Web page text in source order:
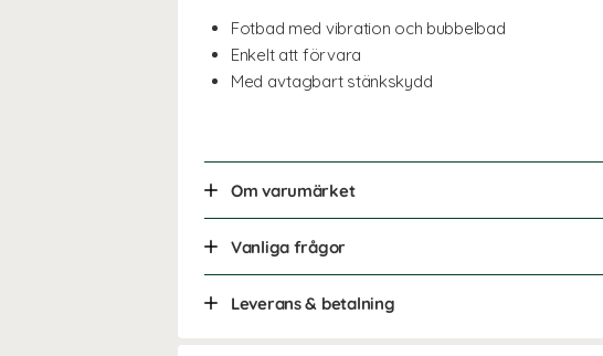
Fotbad med vibration och bubbelbad
Enkelt att förvara
Med avtagbart stänkskydd
Om varumärket
Vanliga frågor
Leverans & betalning